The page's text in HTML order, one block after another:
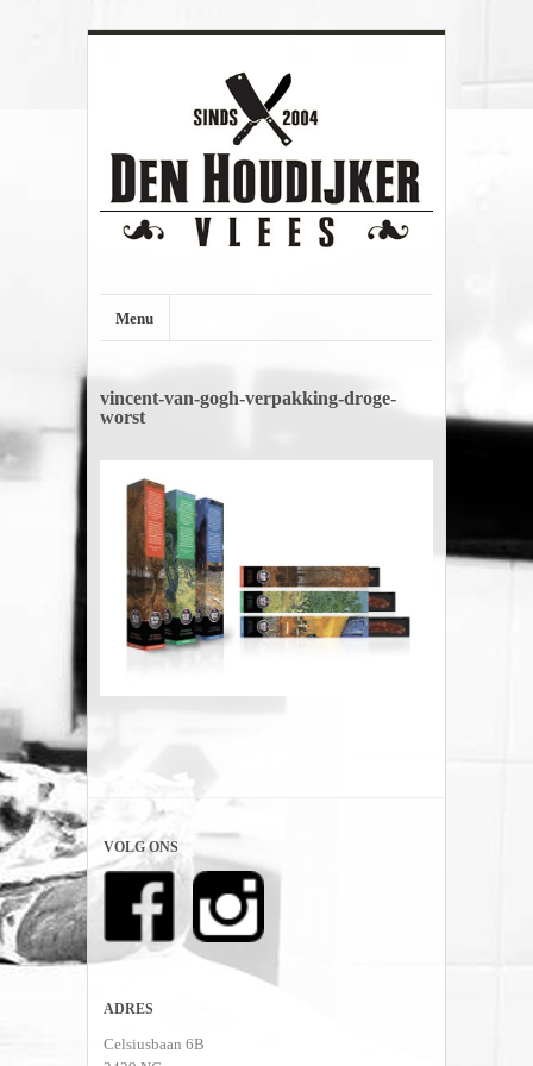
Menu
vincent-van-gogh-verpakking-droge-
worst
VOLG ONS
ADRES
Celsiusbaan 6B